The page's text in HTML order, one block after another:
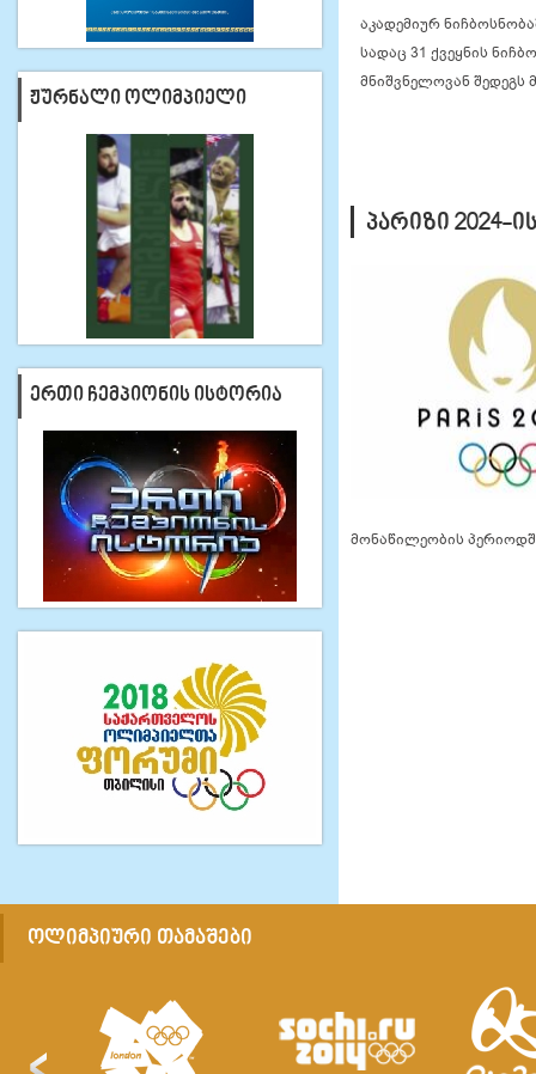
ᲟᲣᲠᲜᲐᲚᲘ ᲝᲚᲘᲛᲞᲘᲔᲚᲘ
ᲔᲠᲗᲘ ᲩᲔᲛᲞᲘᲝᲜᲘᲡ ᲘᲡᲢᲝᲠᲘᲐ
აკადემიურ
სადაც 31 ქვეყნის
მნიშვნელოვან შედეგს
ᲞᲐᲠᲘᲖᲘ 2024-
მონაწილეობის
ᲝᲚᲘᲛᲞᲘᲣᲠᲘ ᲗᲐᲛᲐᲨᲔᲑᲘ